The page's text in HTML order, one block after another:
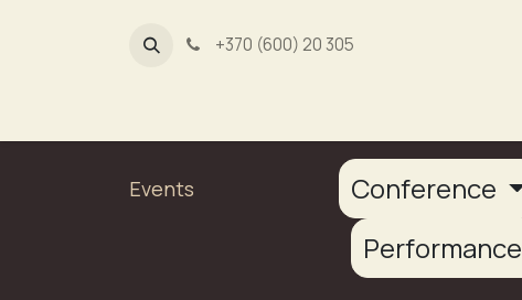
+370 (600) 20 305
Events Conference
Performance